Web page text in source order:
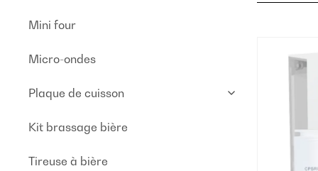
Mini four
Micro-ondes
Plaque de cuisson
Kit brassage bière
Tireuse à bière